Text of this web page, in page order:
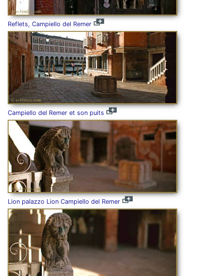
Reflets, Campiello del Remer
Campiello del Remer et son puits
Lion palazzo Lion Campiello del Remer